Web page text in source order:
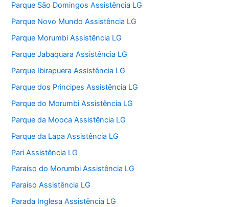
Parque São Domingos Assistência LG
Parque Novo Mundo Assistência LG
Parque Morumbi Assistência LG
Parque Jabaquara Assistência LG
Parque Ibirapuera Assistência LG
Parque dos Principes Assistência LG
Parque do Morumbi Assistência LG
Parque da Mooca Assistência LG
Parque da Lapa Assistência LG
Pari Assistência LG
Paraíso do Morumbi Assistência LG
Paraíso Assistência LG
Parada Inglesa Assistência LG